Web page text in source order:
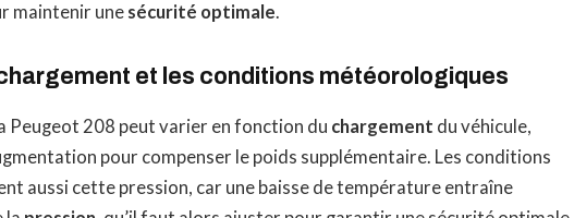
maintenir unesécurité optimale.
et les conditions météorologiques
Peugeot 208 peut varier en fonction du chargement du véhicule,
pour compenser le poids supplémentaire. Les conditions
aussi cette pression, car une baisse de température entraîne